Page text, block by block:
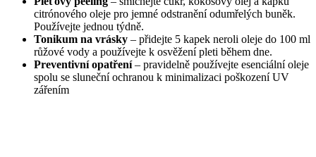
citrónového oleje pro jemné odstranění odumřelých buněk.
Používejte jednou týdně.
Tonikum na vrásky – přidejte 5 kapek neroli oleje do 100 ml
růžové vody a používejte k osvěžení pleti během dne.
Preventivní opatření– pravidelně používejte esenciální oleje
spolu se sluneční ochranou k minimalizaci poškození UV
zářením